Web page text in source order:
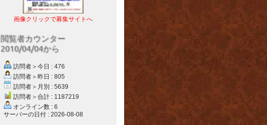
画像クリックで募集サイトへ
閲覧者カウンター
2010/04/04から
訪問者＞今日 : 476
訪問者＞昨日 : 805
訪問者＞月別 : 5639
訪問者＞合計 : 1187219
オンライン数 : 6
サーバーの日付 : 2026-08-08